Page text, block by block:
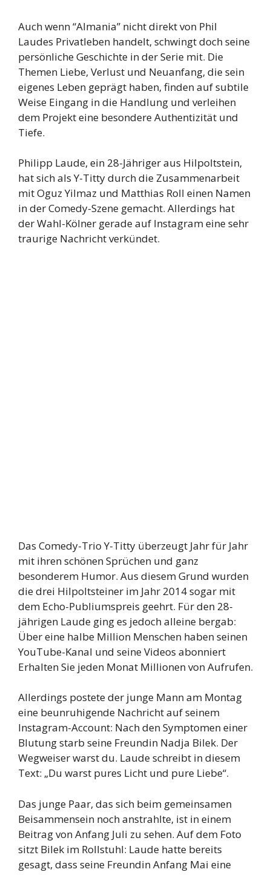
Auch wenn “Almania” nicht direkt von Phil
Laudes Privatleben handelt, schwingt doch seine
persönliche Geschichte in der Serie mit. Die
Themen Liebe, Verlust und Neuanfang, die sein
eigenes Leben geprägt haben, finden auf subtile
Weise Eingang in die Handlung und verleihen
dem Projekt eine besondere Authentizität und
Tiefe.
Philipp Laude, ein 28-Jähriger aus Hilpoltstein,
hat sich als Y-Titty durch die Zusammenarbeit
mit Oguz Yilmaz und Matthias Roll einen Namen
in der Comedy-Szene gemacht. Allerdings hat
der Wahl-Kölner gerade auf Instagram eine sehr
traurige Nachricht verkündet.
Das Comedy-Trio Y-Titty überzeugt Jahr für Jahr
mit ihren schönen Sprüchen und ganz
besonderem Humor. Aus diesem Grund wurden
die drei Hilpoltsteiner im Jahr 2014 sogar mit
dem Echo-Publiumspreis geehrt. Für den 28-
jährigen Laude ging es jedoch alleine bergab:
Über eine halbe Million Menschen haben seinen
YouTube-Kanal und seine Videos abonniert
Erhalten Sie jeden Monat Millionen von Aufrufen.
Allerdings postete der junge Mann am Montag
eine beunruhigende Nachricht auf seinem
Instagram-Account: Nach den Symptomen einer
Blutung starb seine Freundin Nadja Bilek. Der
Wegweiser warst du. Laude schreibt in diesem
Text: „Du warst pures Licht und pure Liebe“.
Das junge Paar, das sich beim gemeinsamen
Beisammensein noch anstrahlte, ist in einem
Beitrag von Anfang Juli zu sehen. Auf dem Foto
sitzt Bilek im Rollstuhl: Laude hatte bereits
gesagt, dass seine Freundin Anfang Mai eine